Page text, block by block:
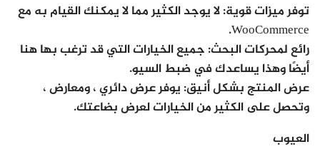
توفر ميزات قوية: لا يوجد الكثير مما لا يمكنك القيام به مع
WooCommerce.
رائع لمحركات البحث: جميع الخيارات التي قد ترغب بها هنا
أيضًا وهذا يساعدك في ضبط السيو.
عرض المنتج بشكل أنيق: يوفر عرض دائري ، ومعارض ،
وتحصل على الكثير من الخيارات لعرض بضاعتك.
العيوب